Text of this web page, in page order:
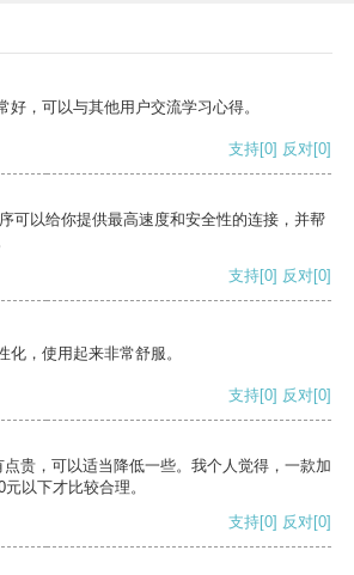
好，可以与其他用户交流学习心得。
支持[0] 反对[0]
可以给你提供最高速度和安全性的连接，并帮
支持[0] 反对[0]
，使用起来非常舒服。
支持[0] 反对[0]
贵，可以适当降低一些。我个人觉得，一款加
以下才比较合理。
支持[0] 反对[0]